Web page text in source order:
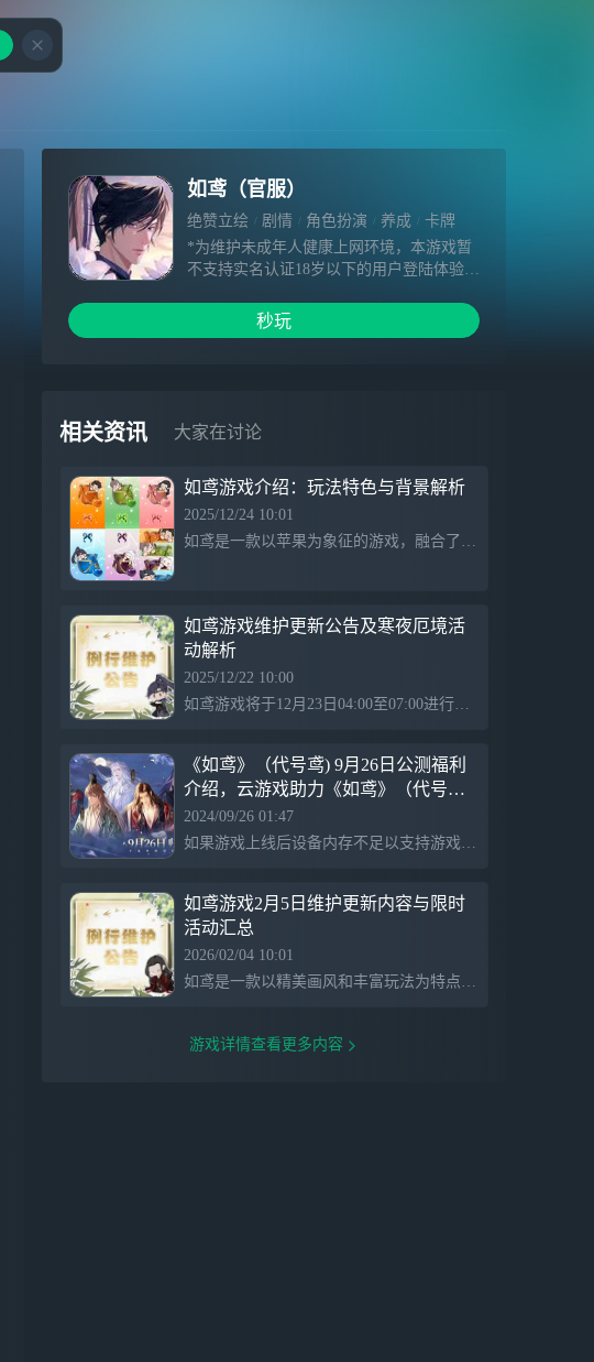
如鸢（官服）
绝赞立绘 剧情 角色扮演 养成
卡牌
*为维护未成年人健康上网环境，本游戏暂
不支持实名认证18岁以下的用户登陆体验。
欲动。你是女扮男装的广陵王，亦是掌管情
报组织的绣衣校尉。你在黑暗中为天子执行
清冷脱俗的隐鸢师尊，阳光英勇的江东少
主……他们与你的相遇，是因为眷念，还是
下暗藏的秘密。亦可运筹帷幄，利用情报搅
动天下格局。乱世凶险，权谋纷繁错杂。但
请牢记，唯有掌握大权，才能守护珍视之物
秒玩
相关资讯 大家在讨论
如鸢游戏介绍：玩法特色与背景解析
2025/12/24 10:01
如鸢是一款以苹果为象征的游戏，融合了诚信与内涵元素，富有趣味和文化寓意，提供独特的互动体验。
如鸢游戏维护更新公告及寒夜厄境活
动解析
2025/12/22 10:00
如鸢游戏将于12月23日04:00至07:00进行维护，期间无法登录。新增限时活动【寒夜厄境】和【陶然方外乐】，提供丰富奖励如天机符传、限定称号和家具等，鼓励玩家及时参与以获取珍稀奖励。
《如鸢》（代号鸢) 9月26日公测福利
介绍，云游戏助力《如鸢》（代号鸢)
大小号攻略
2024/09/26 01:47
如果游戏上线后设备内存不足以支持游戏运行，或者在手机上游玩会发烫，有没有更轻松的游玩方式？你可以选择使用网易云游戏来畅玩《如鸢》（代号鸢），只需一键登录，即可随时上线游戏，而且支持手机、PC和TV三种游戏方式，无需下载即开即玩，非常方便。还能支持大小号多开。
如鸢游戏2月5日维护更新内容与限时
活动汇总
2026/02/04 10:01
如鸢是一款以精美画风和丰富玩法为特点的游戏，近期进行维护更新，新增限时活动“地宫”和概率UP卡池“契阔谈宴”，提供限定道具和角色招募，旨在丰富游戏内容和提升玩家体验。
游戏详情查看更多内容